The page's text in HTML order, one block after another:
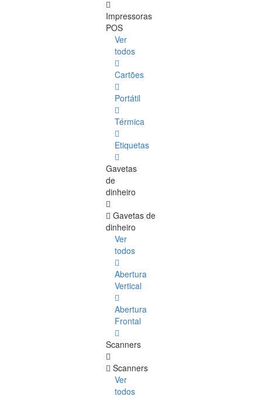
Impressoras
POS
Ver
todos
Cartões
Portátil
Térmica
Etiquetas
Gavetas
de
dinheiro
Gavetas de
dinheiro
Ver
todos
Abertura
Vertical
Abertura
Frontal
Scanners
Scanners
Ver
todos